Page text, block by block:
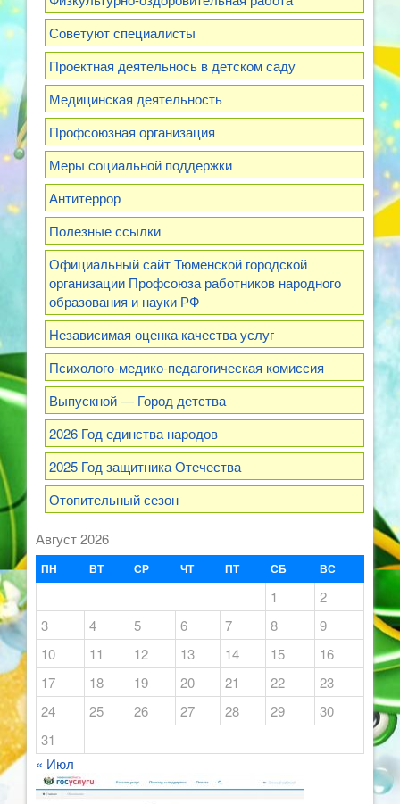
Советуют специалисты
Проектная деятельнось в детском саду
Медицинская деятельность
Профсоюзная организация
Меры социальной поддержки
Антитеррор
Полезные ссылки
Официальный сайт Тюменской городской
организации Профсоюза работников народного
образования и науки РФ
Независимая оценка качества услуг
Психолого-медико-педагогическая комиссия
Выпускной — Город детства
2026 Год единства народов
2025 Год защитника Отечества
Отопительный сезон
Август 2026
ПН ВТ СР ЧТ ПТ СБ ВС
1
2
3
4 5 6 7 8
9
10
11 12 13 14 15
16
17
18 19 20 21 22
23
24
25 26 27 28 29
30
31
« Июл